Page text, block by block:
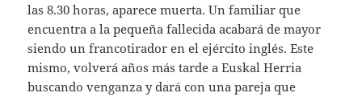
las 8.30 horas, aparece muerta. Un familiar que
encuentra a la pequeña fallecida acabará de mayor
siendo un francotirador en el ejército inglés. Este
mismo, volverá años más tarde a Euskal Herria
buscando venganza y dará con una pareja que